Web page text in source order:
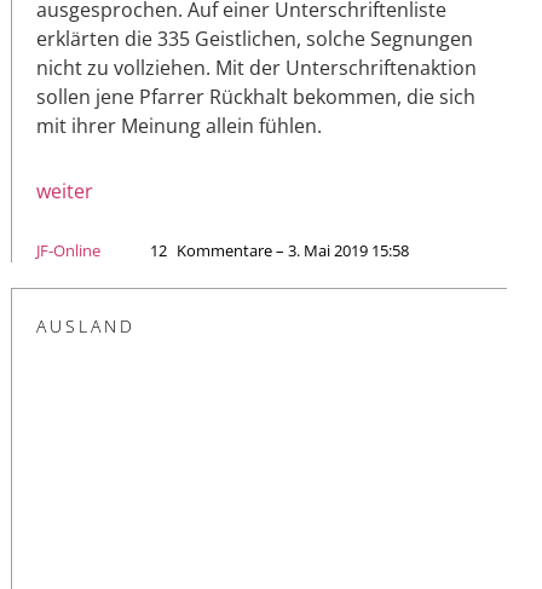
ausgesprochen. Auf einer Unterschriftenliste
erklärten die 335 Geistlichen, solche Segnungen
nicht zu vollziehen. Mit der Unterschriftenaktion
sollen jene Pfarrer Rückhalt bekommen, die sich
mit ihrer Meinung allein fühlen.
weiter
JF-Online 12 Kommentare – 3. Mai 2019 15:58
AUSLAND